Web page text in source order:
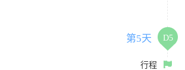
第5天 D5
行程